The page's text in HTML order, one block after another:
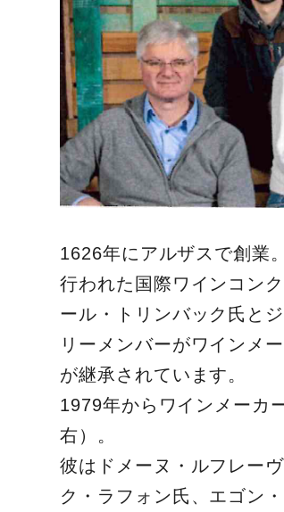
1626年にアルザスで創業
行われた国際ワインコン
ール・トリンバック氏と
リーメンバーがワインメ
が継承されています。
1979年からワインメーカ
右）。
彼はドメーヌ・ルフレー
ク・ラフォン氏、エゴン